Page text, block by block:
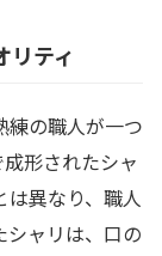
リティ
練の職人が一つ
形されたシャ
は異なり、職人
シャリは、口の